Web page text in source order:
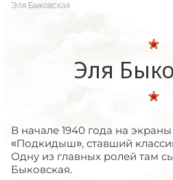
Эля Быковская
Эля
В начале 1940 года на
«Подкидыш», ставший
Одну из главных ролей там
Быковская.